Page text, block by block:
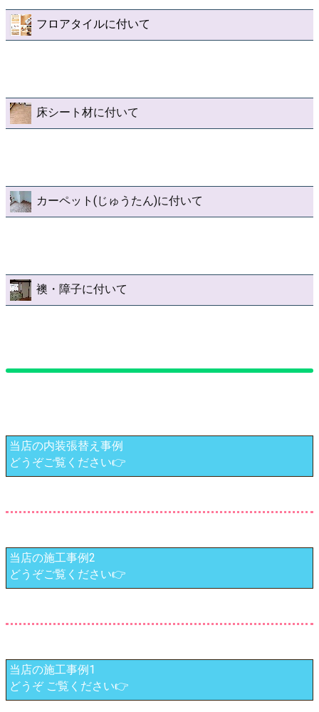
フロアタイルに付いて
床シート材に付いて
カーペット(じゅうたん)に付いて
襖・障子に付いて
当店の内装張替え事例
どうぞご覧ください👉
当店の施工事例2
どうぞご覧ください👉
当店の施工事例1
どうぞ ご覧ください👉